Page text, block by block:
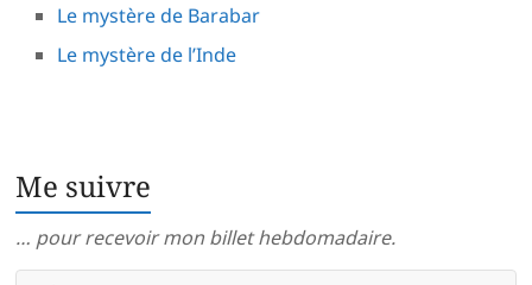
Le mystère de Barabar
Le mystère de l’Inde
Me suivre
… pour recevoir mon billet hebdomadaire.